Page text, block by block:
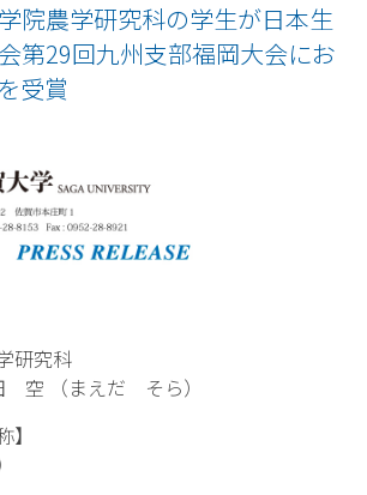
院農学研究科の学生が日本生
第29回九州支部福岡大会にお
受賞
研究科
空 （まえだ そら）